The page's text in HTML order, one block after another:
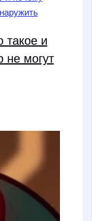
такое и
не могут